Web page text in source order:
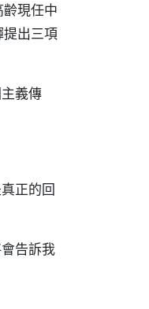
現任中
出三項
義傳
正的回
告訴我